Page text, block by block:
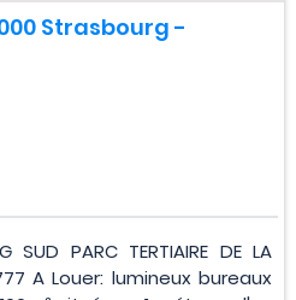
Strasbourg -
SUD PARC TERTIAIRE DE LA
A Louer: lumineux bureaux